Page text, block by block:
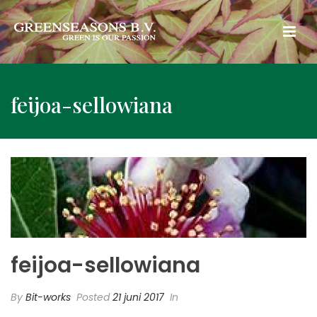
feijoa-sellowiana
feijoa-sellowiana
By Bit-works Posted21 juni 2017 In